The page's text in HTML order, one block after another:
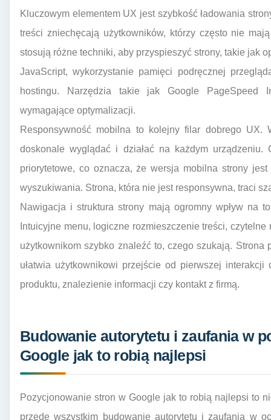
Kluczowym elementem UX jest szybkość ładowania
treści zniechęcają użytkowników, którzy często nie
stosują różne techniki, aby przyspieszyć strony, takie jak
JavaScript, wykorzystanie pamięci podręcznej
hostingu. Narzędzia takie jak Google PageSpeed
wymagające optymalizacji.
Responsywność mobilna to kolejny filar dobrego UX.
doskonale wyglądać i działać na każdym
priorytetowe, co oznacza, że wersja mobilna strony
wyszukiwania. Strona, która nie jest responsywna, traci
Nawigacja i struktura strony mają ogromny wpływ na
Intuicyjne menu, logiczne rozmieszczenie treści,
użytkownikom szybko znaleźć to, czego szukają.
ułatwia użytkownikowi przejście od pierwszej
produktu, znalezienie informacji czy kontakt z firmą.
Budowanie autorytetu i zaufania w
Google jak to robią najlepsi
Pozycjonowanie stron w Google jak to robią najlepsi to
przede wszystkim budowanie autorytetu i zaufania w